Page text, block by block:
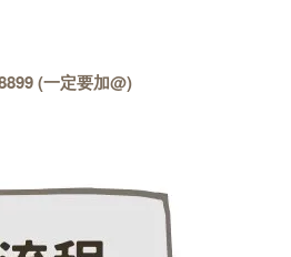
(一定要加@)